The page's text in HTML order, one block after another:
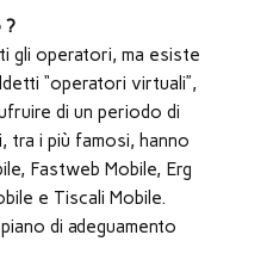
?
gli operatori, ma esiste
“operatori virtuali”,
di un periodo di
tra i più famosi, hanno
Fastweb Mobile, Erg
e Tiscali Mobile.
di adeguamento